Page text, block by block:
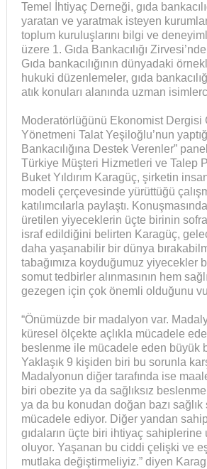
Temel İhtiyaç Derneği, gıda
yaratan ve yaratmak isteyen
toplum kuruluşlarını bilgi ve
üzere 1. Gıda Bankacılığı
Gıda bankacılığının dünyadaki
hukuki düzenlemeler, gıda
atık konuları alanında uzman
Moderatörlüğünü Ekonomist Dergisi
Yönetmeni Talat Yeşiloğlu’nun
Bankacılığına Destek Verenler”
Türkiye Müşteri Hizmetleri ve Talep
Buket Yıldırım Karagüç, şirketin
modeli çerçevesinde yürüttüğü
katılımcılarla paylaştı.
üretilen yiyeceklerin üçte birinin
israf edildiğini belirten Karagüç,
daha yaşanabilir bir dünya
tabağımıza koyduğumuz yiyecekler
somut tedbirler alınmasının hem
gezegen için çok önemli olduğunu
“Önümüzde bir madalyon var.
küresel ölçekte açlıkla mücadele
beslenme ile mücadele eden büyük
Yaklaşık 9 kişiden biri bu sorunla
Madalyonun diğer tarafında ise
biri obezite ya da sağlıksız
ya da bu konudan doğan bazı sağlık
mücadele ediyor. Diğer yandan
gıdaların üçte biri ihtiyaç
oluyor. Yaşanan bu ciddi çelişki ve
mutlaka değiştirmeliyiz.” diyen